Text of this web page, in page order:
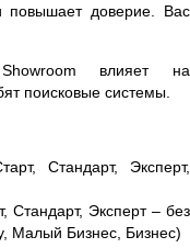
повышает доверие. Вас
влияет на
поисковые системы.
Стандарт, Эксперт,
Стандарт, Эксперт – без
Малый Бизнес, Бизнес)